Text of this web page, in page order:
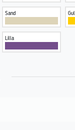
Sand Gul
Lilla